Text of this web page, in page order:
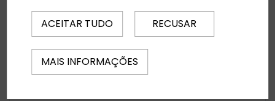
Seicheles são um destino paradisíaco no
Oceano Índico, conhecido pelas suas praias de
areia branca, águas cristalinas, biodiversidade
ACEITAR TUDO RECUSAR
MAIS INFORMAÇÕES